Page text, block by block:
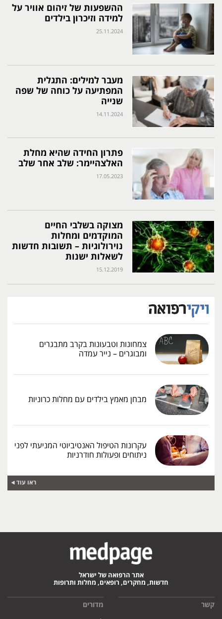
ההשפעות של זיהום אוויר על
למידה וזיכרון בילדים
25.11.2024
מעבר למילים: התגלית
המפתיעה על כוחה של שפה
שנייה
14.11.2024
פתרון החידה שהיא מחלת
האלצהיימר: שלב אחר שלב
17.05.2023
מצוקה בשלבי החיים
המוקדמים ומחלות
נוירולוגיות – תשובות חדשות
לשאלות ישנות
15.12.2019
צמחונות וטבעונות בקרב מתבגרים
ומבוגרים – נייר עמדה
מבחן מאמץ בילדים עם מחלות כרוניות
עקרונות הטיפול האנטיביוטי המניעתי לפני
ניתוחים ופעולות חודרניות
ראו עוד
אתר הרפואה של ישראל
חדשות, מחקרים, רופאים, מחלות ותרופות
קשר מדורים